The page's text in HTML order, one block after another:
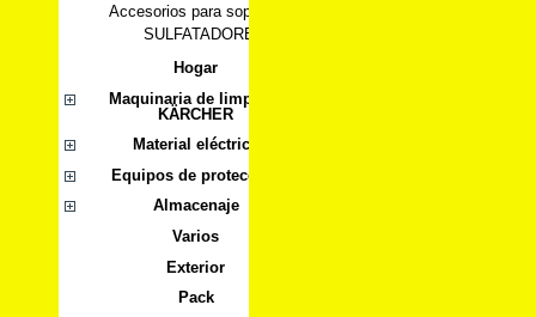
Accesorios para sopladores
SULFATADORES
Hogar
Maquinaria de limpieza
KÄRCHER
Material eléctrico
Equipos de protección
Almacenaje
Varios
Exterior
Pack